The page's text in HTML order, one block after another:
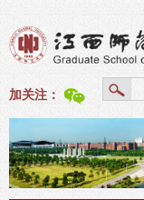
加关注：